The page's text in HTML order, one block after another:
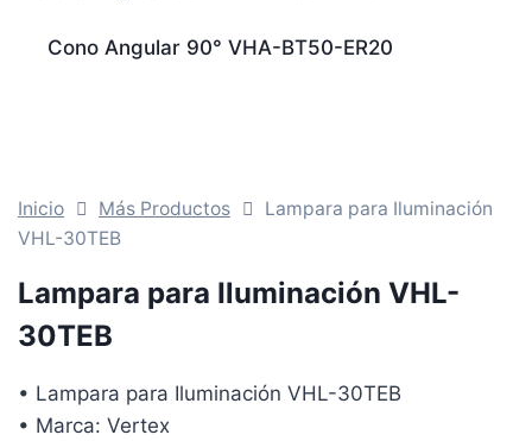
Cono Angular 90° VHA-BT50-ER20
Inicio Más Productos
Lampara para Iluminación
VHL-30TEB
Lampara para Iluminación VHL-
30TEB
• Lampara para Iluminación VHL-30TEB
• Marca: Vertex